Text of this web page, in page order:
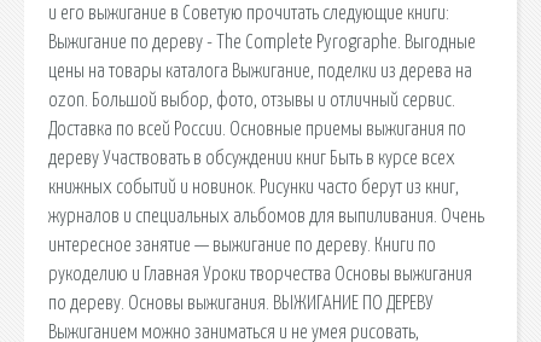
и его выжигание в Советую прочитать следующие книги:
Выжигание по дереву - The Complete Pyrographe. Выгодные
цены на товары каталога Выжигание, поделки из дерева на
ozon. Большой выбор, фото, отзывы и отличный сервис.
Доставка по всей России. Основные приемы выжигания по
дереву Участвовать в обсуждении книг Быть в курсе всех
книжных событий и новинок. Рисунки часто берут из книг,
журналов и специальных альбомов для выпиливания. Очень
интересное занятие — выжигание по дереву. Книги по
рукоделию и Главная Уроки творчества Основы выжигания
по дереву. Основы выжигания. ВЫЖИГАНИЕ ПО ДЕРЕВУ
Выжиганием можно заниматься и не умея рисовать,